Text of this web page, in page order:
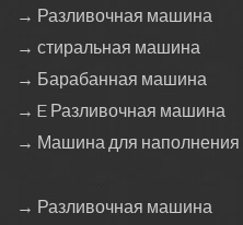
→ Разливочная машина
→ стиральная машина
→ Барабанная машина
→ E Разливочная машина
→ Машина для
→ Разливочная машина